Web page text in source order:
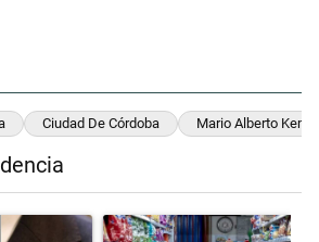
Ciudad De Córdoba Mario Alberto
con el título ""¿Por qué 'nonoslodieron' a
Un artículo de tendencia con el